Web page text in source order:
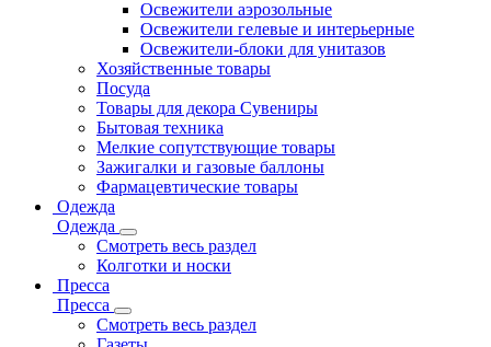
Освежители аэрозольные
Освежители гелевые и интерьерные
Освежители-блоки для унитазов
Хозяйственные товары
Посуда
Товары для декора Сувениры
Бытовая техника
Мелкие сопутствующие товары
Зажигалки и газовые баллоны
Фармацевтические товары
Одежда
Одежда
Смотреть весь раздел
Колготки и носки
Пресса
Пресса
Смотреть весь раздел